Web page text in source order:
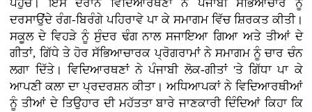
ਪਹੁੰਚੇ। ਇਸ ਦੌਰਾਨ ਵਿਦਿਆਰਥਣਾਂ ਨੇ ਪੰਜਾਬੀ ਸੱਭਿਆਚਾਰ ਨੂੰ
ਦਰਸਾਉਂਦੇ ਰੰਗ-ਬਿਰੰਗੇ ਪਹਿਰਾਵੇ ਪਾ ਕੇ ਸਮਾਗਮ ਵਿੱਚ ਸ਼ਿਰਕਤ ਕੀਤੀ।
ਸਕੂਲ ਦੇ ਵਿਹੜੇ ਨੂੰ ਸੁੰਦਰ ਢੰਗ ਨਾਲ ਸਜਾਇਆ ਗਿਆ ਅਤੇ ਤੀਆਂ ਦੇ
ਗੀਤਾਂ, ਗਿੱਧੇ ਤੇ ਹੋਰ ਸੱਭਿਆਚਾਰਕ ਪ੍ਰੋਗਰਾਮਾਂ ਨੇ ਸਮਾਗਮ ਨੂੰ ਚਾਰ ਚੰਨ
ਲਗਾ ਦਿੱਤੇ। ਵਿਦਿਆਰਥਣਾਂ ਨੇ ਪੰਜਾਬੀ ਲੋਕ-ਗੀਤਾਂ 'ਤੇ ਗਿੱਧਾ ਪਾ ਕੇ
ਆਪਣੀ ਕਲਾ ਦਾ ਪ੍ਰਦਰਸ਼ਨ ਕੀਤਾ। ਅਧਿਆਪਕਾਂ ਨੇ ਵਿਦਿਆਰਥੀਆਂ
ਨੂੰ ਤੀਆਂ ਦੇ ਤਿਉਹਾਰ ਦੀ ਮਹੱਤਤਾ ਬਾਰੇ ਜਾਣਕਾਰੀ ਦਿੰਦਿਆਂ ਕਿਹਾ ਕਿ